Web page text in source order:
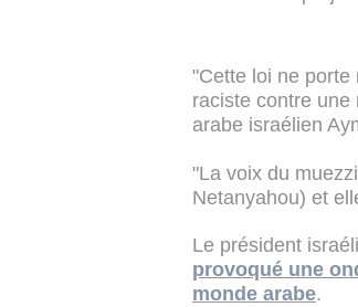
"Cette loi ne porte
raciste contre
arabe israélien
"La voix du
Netanyahou) et
Le président
provoqué une
monde arabe.